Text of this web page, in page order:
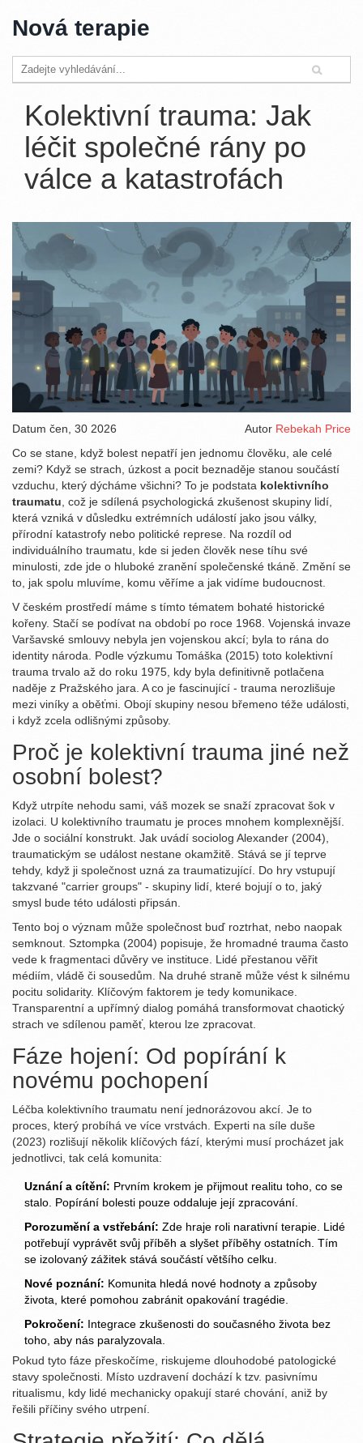
Nová terapie
Kolektivní trauma: Jak
léčit společné rány po
válce a katastrofách
Datum čen, 30 2026 Autor Rebekah Price
Co se stane, když bolest nepatří jen jednomu člověku, ale celé
zemi? Když se strach, úzkost a pocit beznaděje stanou součástí
vzduchu, který dýcháme všichni? To je podstata kolektivního
traumatu , což je sdílená psychologická zkušenost skupiny lidí,
která vzniká v důsledku extrémních událostí jako jsou války,
přírodní katastrofy nebo politické represe Na rozdíl od
individuálního traumatu, kde si jeden člověk nese tíhu své
minulosti, zde jde o hluboké zranění společenské tkáně. Změní se
to, jak spolu mluvíme, komu věříme a jak vidíme budoucnost.
V českém prostředí máme s tímto tématem bohaté historické
kořeny. Stačí se podívat na období po roce 1968. Vojenská invaze
Varšavské smlouvy nebyla jen vojenskou akcí; byla to rána do
identity národa. Podle výzkumu Tomáška (2015) toto kolektivní
trauma trvalo až do roku 1975, kdy byla definitivně potlačena
naděje z Pražského jara. A co je fascinující - trauma nerozlišuje
mezi viníky a oběťmi. Obojí skupiny nesou břemeno téže události,
i když zcela odlišnými způsoby.
Proč je kolektivní trauma jiné než
osobní bolest?
Když utrpíte nehodu sami, váš mozek se snaží zpracovat šok v
izolaci. U kolektivního traumatu je proces mnohem komplexnější.
Jde o sociální konstrukt. Jak uvádí sociolog Alexander (2004),
traumatickým se událost nestane okamžitě. Stává se jí teprve
tehdy, když ji společnost uzná za traumatizující. Do hry vstupují
takzvané "carrier groups" - skupiny lidí, které bojují o to, jaký
smysl bude této události připsán.
Tento boj o význam může společnost buď roztrhat, nebo naopak
semknout. Sztompka (2004) popisuje, že hromadné trauma často
vede k fragmentaci důvěry ve instituce. Lidé přestanou věřit
médiím, vládě či sousedům. Na druhé straně může vést k silnému
pocitu solidarity. Klíčovým faktorem je tedy komunikace.
Transparentní a upřímný dialog pomáhá transformovat chaotický
strach ve sdílenou paměť, kterou lze zpracovat.
Fáze hojení: Od popírání k
novému pochopení
Léčba kolektivního traumatu není jednorázovou akcí. Je to
proces, který probíhá ve více vrstvách. Experti na síle duše
(2023) rozlišují několik klíčových fází, kterými musí procházet jak
jednotlivci, tak celá komunita:
Uznání a cítění: Prvním krokem je přijmout realitu toho, co se
stalo. Popírání bolesti pouze oddaluje její zpracování.
Porozumění a vstřebání: Zde hraje roli narativní terapie. Lidé
potřebují vyprávět svůj příběh a slyšet příběhy ostatních. Tím
se izolovaný zážitek stává součástí většího celku.
Nové poznání: Komunita hledá nové hodnoty a způsoby
života, které pomohou zabránit opakování tragédie.
Pokročení: Integrace zkušenosti do současného života bez
toho, aby nás paralyzovala.
Pokud tyto fáze přeskočíme, riskujeme dlouhodobé patologické
stavy společnosti. Místo uzdravení dochází k tzv. pasivnímu
ritualismu, kdy lidé mechanicky opakují staré chování, aniž by
řešili příčiny svého utrpení.